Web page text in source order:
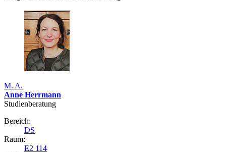
M. A.
Anne Herrmann
Studienberatung
Bereich:
DS
Raum:
E2 114